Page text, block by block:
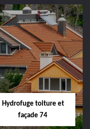
Hydrofuge toiture et
façade 74